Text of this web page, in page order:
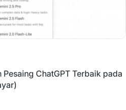
ChatGPT Terbaik pada